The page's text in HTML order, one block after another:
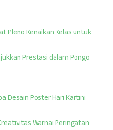
Pleno Kenaikan Kelas untuk
Prestasi dalam Pongo
Desain Poster Hari Kartini
Warnai Peringatan